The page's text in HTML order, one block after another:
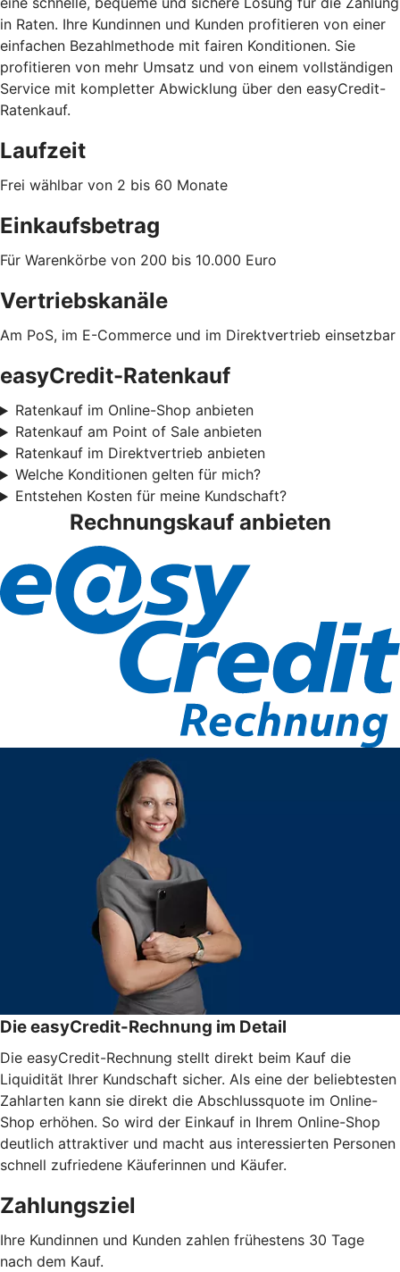
in Raten. Ihre Kundinnen und Kunden profitieren von einer
einfachen Bezahlmethode mit fairen Konditionen. Sie
profitieren von mehr Umsatz und von einem vollständigen
Service mit kompletter Abwicklung über den easyCredit-
Ratenkauf.
Laufzeit
Frei wählbar von 2 bis 60 Monate
Einkaufsbetrag
Für Warenkörbe von 200 bis 10.000 Euro
Vertriebskanäle
Am PoS, im E-Commerce und im Direktvertrieb einsetzbar
easyCredit-Ratenkauf
Ratenkauf im Online-Shop anbieten
Ratenkauf am Point of Sale anbieten
Ratenkauf im Direktvertrieb anbieten
Welche Konditionen gelten für mich?
Entstehen Kosten für meine Kundschaft?
Rechnungskauf anbieten
Die easyCredit-Rechnung im Detail
Die easyCredit-Rechnung stellt direkt beim Kauf die
Liquidität Ihrer Kundschaft sicher. Als eine der beliebtesten
Zahlarten kann sie direkt die Abschlussquote im Online-
Shop erhöhen. So wird der Einkauf in Ihrem Online-Shop
deutlich attraktiver und macht aus interessierten Personen
schnell zufriedene Käuferinnen und Käufer.
Zahlungsziel
Ihre Kundinnen und Kunden zahlen frühestens 30 Tage
nach dem Kauf.